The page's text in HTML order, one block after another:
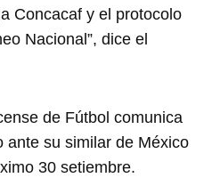
Concacaf y el protocolo
Nacional”, dice el
de Fútbol comunica
ante su similar de México
30 setiembre.